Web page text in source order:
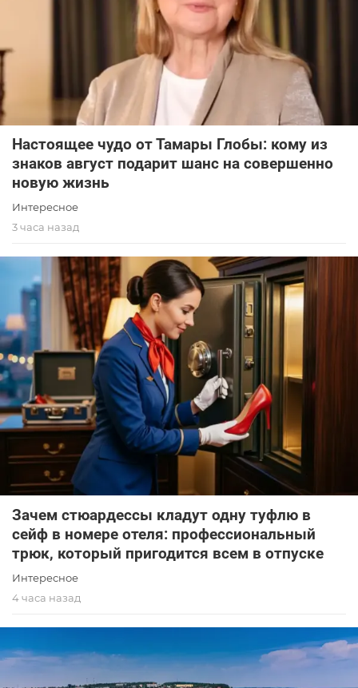
Настоящее чудо от Тамары Глобы: кому из
знаков август подарит шанс на совершенно
новую жизнь
Интересное
3 часа назад
Зачем стюардессы кладут одну туфлю в
сейф в номере отеля: профессиональный
трюк, который пригодится всем в отпуске
Интересное
4 часа назад